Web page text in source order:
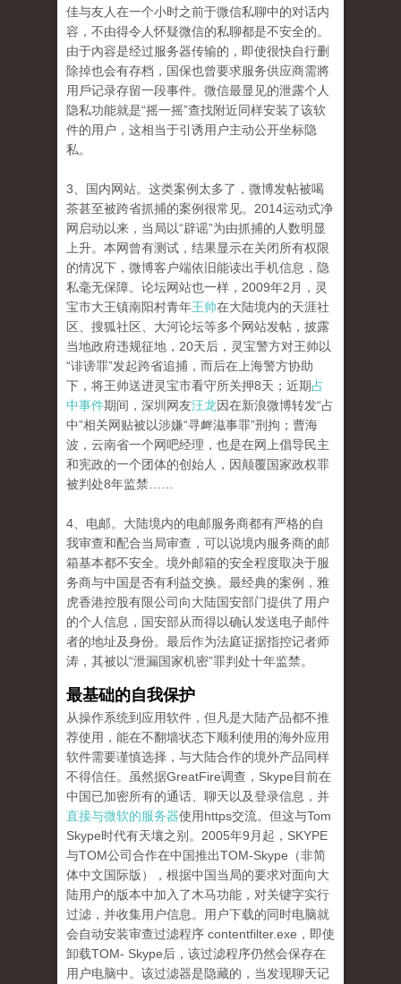
佳与友人在一个小时之前于微信私聊中的对话内
容，不由得令人怀疑微信的私聊都是不安全的。
由于內容是经过服务器传输的，即使很快自行删
除掉也会有存档，国保也曾要求服务供应商需將
用戶记录存留一段事件。微信最显见的泄露个人
隐私功能就是“摇一摇”查找附近同样安装了该软
件的用户，这相当于引诱用户主动公开坐标隐
私。
3、国内网站。这类案例太多了，微博发帖被喝
茶甚至被跨省抓捕的案例很常见。2014运动式净
网启动以来，当局以“辟谣”为由抓捕的人数明显
上升。本网曾有测试，结果显示在关闭所有权限
的情况下，微博客户端依旧能读出手机信息，隐
私毫无保障。论坛网站也一样，2009年2月，灵
宝市大王镇南阳村青年王帅在大陆境内的天涯社
区、搜狐社区、大河论坛等多个网站发帖，披露
当地政府违规征地，20天后，灵宝警方对王帅以
“诽谤罪”发起跨省追捕，而后在上海警方协助
下，将王帅送进灵宝市看守所关押8天；近期占
中事件期间，深圳网友汪龙因在新浪微博转发“占
中”相关网贴被以涉嫌“寻衅滋事罪”刑拘；曹海
波，云南省一个网吧经理，也是在网上倡导民主
和宪政的一个团体的创始人，因颠覆国家政权罪
被判处8年监禁……
4、电邮。大陆境内的电邮服务商都有严格的自
我审查和配合当局审查，可以说境内服务商的邮
箱基本都不安全。境外邮箱的安全程度取决于服
务商与中国是否有利益交换。最经典的案例，雅
虎香港控股有限公司向大陆国安部门提供了用户
的个人信息，国安部从而得以确认发送电子邮件
者的地址及身份。最后作为法庭证据指控记者师
涛，其被以“泄漏国家机密”罪判处十年监禁。
最基础的自我保护
从操作系统到应用软件，但凡是大陆产品都不推
荐使用，能在不翻墙状态下顺利使用的海外应用
软件需要谨慎选择，与大陆合作的境外产品同样
不得信任。虽然据GreatFire调查，Skype目前在
中国已加密所有的通话、聊天以及登录信息，并
直接与微软的服务器使用https交流。但这与Tom
Skype时代有天壤之别。2005年9月起，SKYPE
与TOM公司合作在中国推出TOM-Skype（非简
体中文国际版），根据中国当局的要求对面向大
陆用户的版本中加入了木马功能，对关键字实行
过滤，并收集用户信息。用户下载的同时电脑就
会自动安装审查过滤程序 contentfilter.exe，即使
卸载TOM- Skype后，该过滤程序仍然会保存在
用户电脑中。该过滤器是隐藏的，当发现聊天记